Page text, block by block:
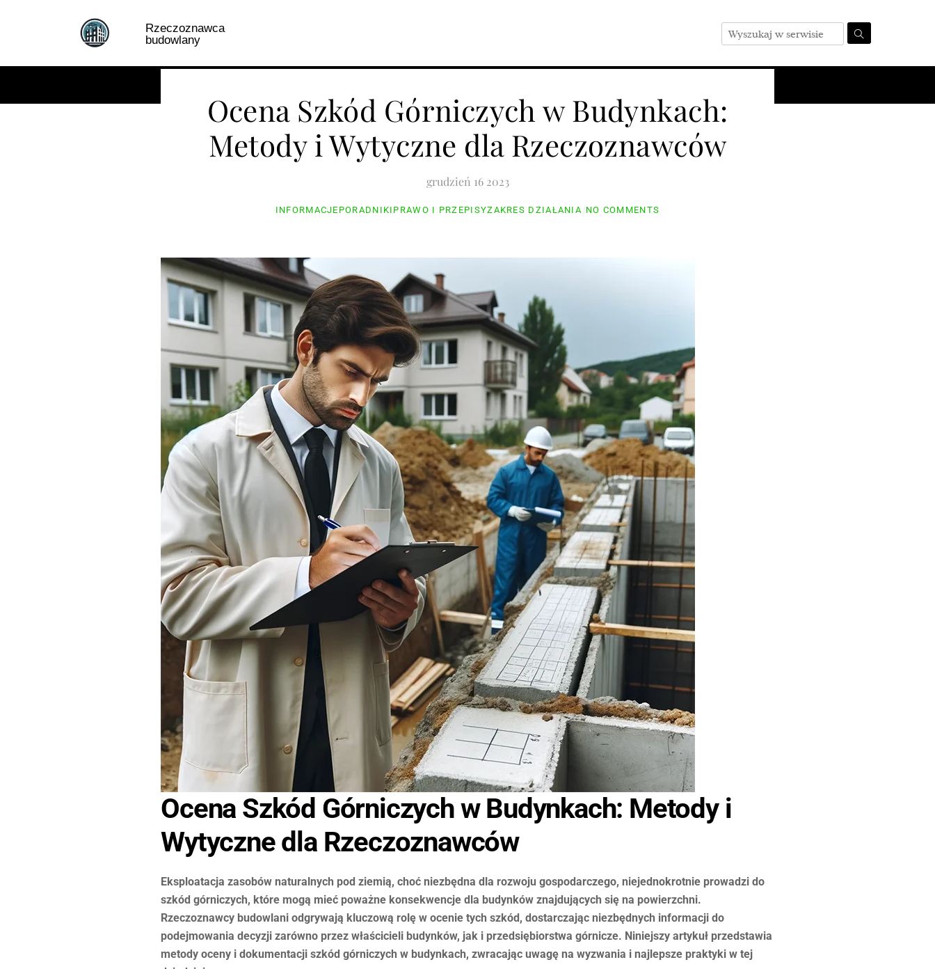
Rzeczoznawca
budowlany
Ocena Szkód Górniczych w Budynkach:
Metody i Wytyczne dla Rzeczoznawców
grudzień 16 2023
INFORMACJE PORADNIKI PRAWO I PRZEPISYZAKRES DZIAŁANIA NO COMMENTS
Ocena Szkód Górniczych w Budynkach: Metody i
Wytyczne dla Rzeczoznawców
Eksploatacja zasobów naturalnych pod ziemią, choć niezbędna dla rozwoju gospodarczego, niejednokrotnie prowadzi do
szkód górniczych, które mogą mieć poważne konsekwencje dla budynków znajdujących się na powierzchni.
Rzeczoznawcy budowlani odgrywają kluczową rolę w ocenie tych szkód, dostarczając niezbędnych informacji do
podejmowania decyzji zarówno przez właścicieli budynków, jak i przedsiębiorstwa górnicze. Niniejszy artykuł przedstawia
metody oceny i dokumentacji szkód górniczych w budynkach, zwracając uwagę na wyzwania i najlepsze praktyki w tej